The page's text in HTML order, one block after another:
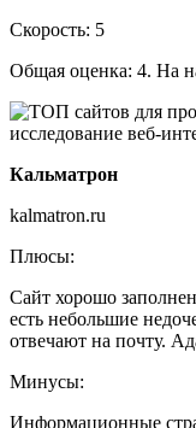
Скорость: 5
Общая оценка: 4. На
Кальматрон
kalmatron.ru
Плюсы:
Сайт хорошо
есть небольшие
отвечают на почту.
Минусы:
Информационные